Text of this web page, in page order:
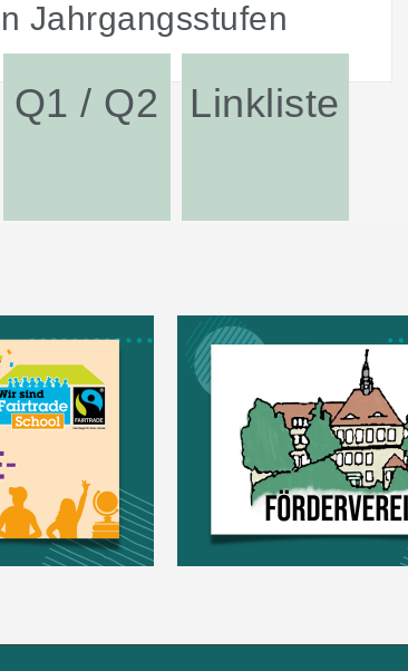
Jahrgangsstufen
Q1 / Q2 Linkliste